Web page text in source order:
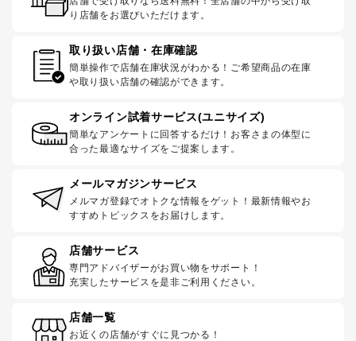
り店舗をお選びいただけます。
取り扱い店舗・在庫確認
簡単操作で店舗在庫状況がわかる！ご希望商品の在庫
や取り扱い店舗の確認ができます。
オンライン試着サービス(ユニサイズ)
簡単なアンケートに回答するだけ！お客さまの体型に
合った最適なサイズをご提案します。
メールマガジンサービス
メルマガ登録でオトクな情報をゲット！最新情報やお
すすめトピックスをお届けします。
店舗サービス
専門アドバイザーがお買い物をサポート！
充実したサービスを是非ご利用ください。
店舗一覧
お近くの店舗がすぐに見つかる！